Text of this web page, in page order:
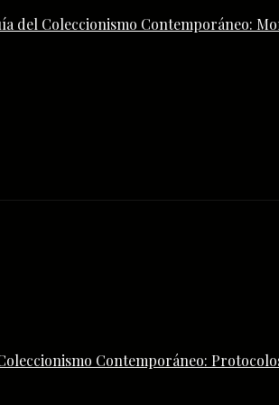
del Coleccionismo Contemporáneo:
Contemporáneo: